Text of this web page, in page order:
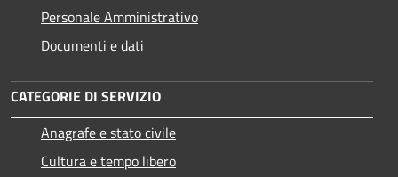
Personale Amministrativo
Documenti e dati
CATEGORIE DI SERVIZIO
Anagrafe e stato civile
Cultura e tempo libero